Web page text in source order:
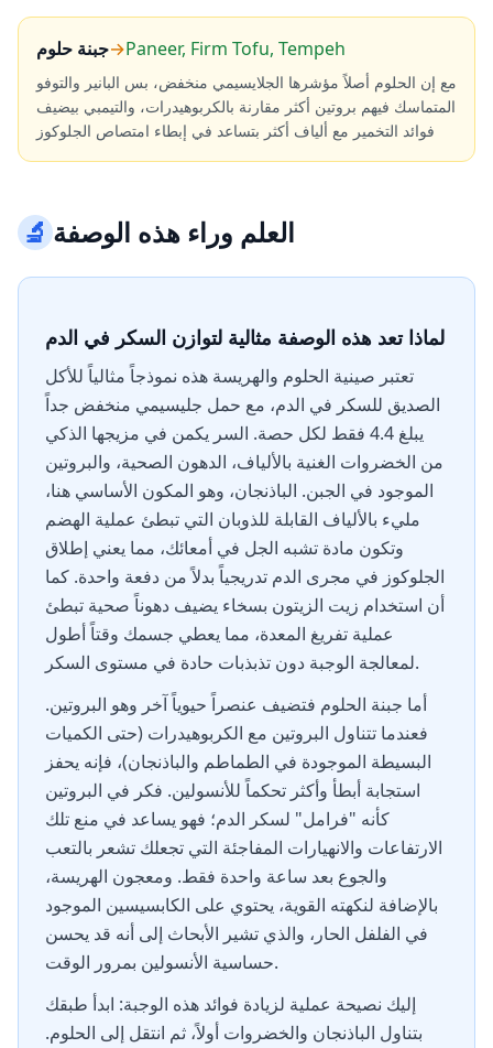
جبنة حلوم→Paneer, Firm Tofu, Tempeh
مع إن الحلوم أصلاً مؤشرها الجلايسيمي منخفض، بس البانير والتوفو
المتماسك فيهم بروتين أكثر مقارنة بالكربوهيدرات، والتيمبي بيضيف
فوائد التخمير مع ألياف أكثر بتساعد في إبطاء امتصاص الجلوكوز
🔬العلم وراء هذه الوصفة
لماذا تعد هذه الوصفة مثالية لتوازن السكر في الدم
تعتبر صينية الحلوم والهريسة هذه نموذجاً مثالياً للأكل
الصديق للسكر في الدم، مع حمل جليسيمي منخفض جداً
يبلغ 4.4 فقط لكل حصة. السر يكمن في مزيجها الذكي
من الخضروات الغنية بالألياف، الدهون الصحية، والبروتين
الموجود في الجبن. الباذنجان، وهو المكون الأساسي هنا،
مليء بالألياف القابلة للذوبان التي تبطئ عملية الهضم
وتكون مادة تشبه الجل في أمعائك، مما يعني إطلاق
الجلوكوز في مجرى الدم تدريجياً بدلاً من دفعة واحدة. كما
أن استخدام زيت الزيتون بسخاء يضيف دهوناً صحية تبطئ
عملية تفريغ المعدة، مما يعطي جسمك وقتاً أطول
لمعالجة الوجبة دون تذبذبات حادة في مستوى السكر.
أما جبنة الحلوم فتضيف عنصراً حيوياً آخر وهو البروتين.
فعندما تتناول البروتين مع الكربوهيدرات (حتى الكميات
البسيطة الموجودة في الطماطم والباذنجان)، فإنه يحفز
استجابة أبطأ وأكثر تحكماً للأنسولين. فكر في البروتين
كأنه "فرامل" لسكر الدم؛ فهو يساعد في منع تلك
الارتفاعات والانهيارات المفاجئة التي تجعلك تشعر بالتعب
والجوع بعد ساعة واحدة فقط. ومعجون الهريسة،
بالإضافة لنكهته القوية، يحتوي على الكابسيسين الموجود
في الفلفل الحار، والذي تشير الأبحاث إلى أنه قد يحسن
حساسية الأنسولين بمرور الوقت.
إليك نصيحة عملية لزيادة فوائد هذه الوجبة: ابدأ طبقك
بتناول الباذنجان والخضروات أولاً، ثم انتقل إلى الحلوم.